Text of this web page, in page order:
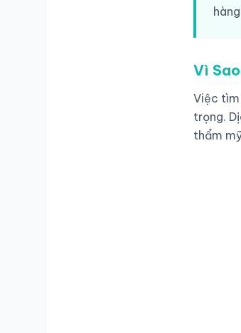
Vui lòng đăng nhập bằng Số điện thoại đã
Vì
Việc tìm
trọng.
thẩm